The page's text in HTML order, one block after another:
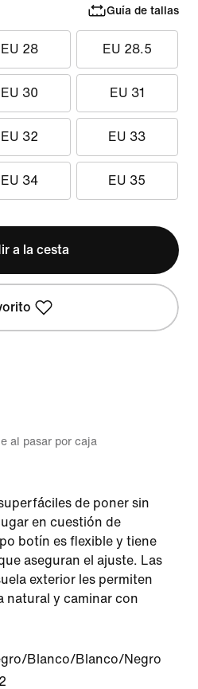
Guía de tallas
EU 28 EU 28.5
EU 30 EU 31
EU 32 EU 33
EU 34 EU 35
a la cesta
al pasar por caja
de poner sin
en cuestión de
botín es flexible y tiene
aseguran el ajuste. Las
exterior les permiten
natural y caminar con
Blanco/Blanco/Negro